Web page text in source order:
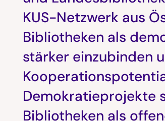
KUS-Netzwerk aus
Bibliotheken als
stärker einzubinden
Demokratieprojekte
Bibliotheken als